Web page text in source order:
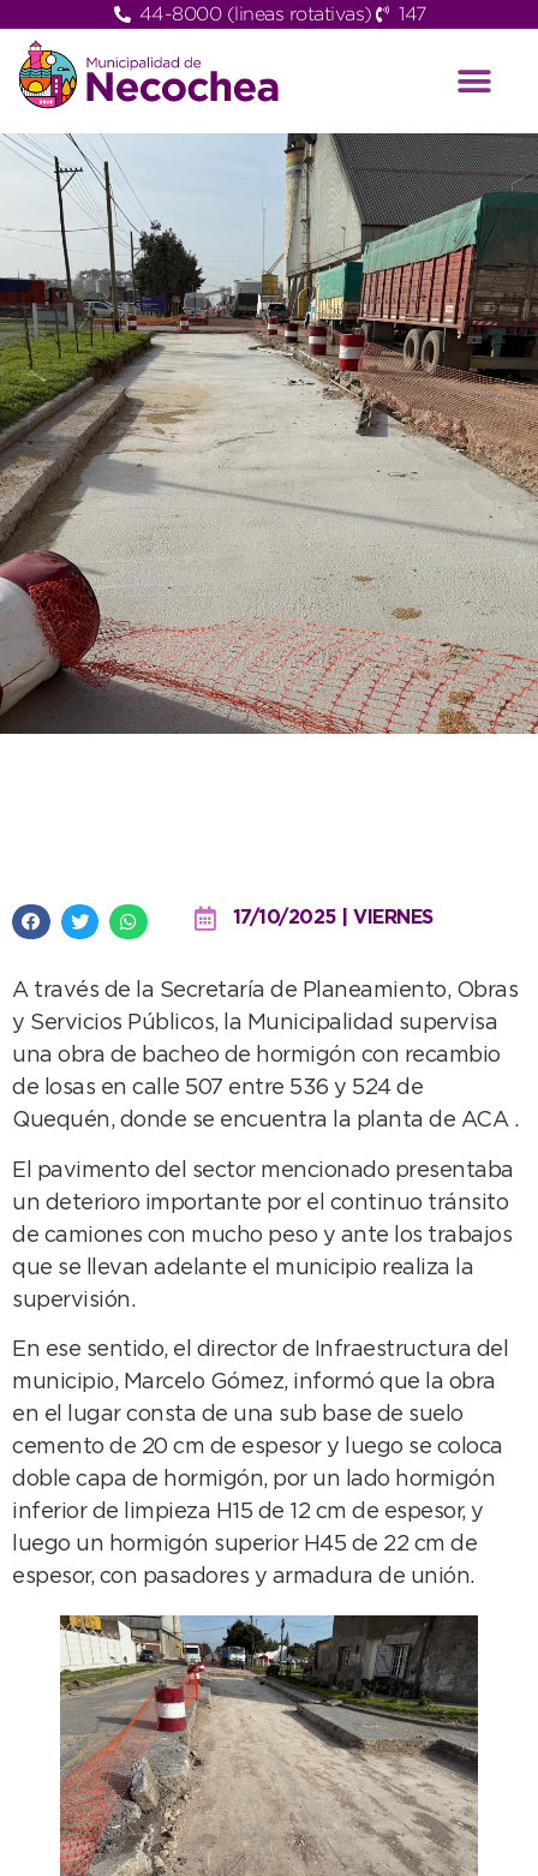
44-8000 (lineas rotativas) 147
17/10/2025 | VIERNES
A través de la Secretaría de Planeamiento, Obras
y Servicios Públicos, la Municipalidad supervisa
una obra de bacheo de hormigón con recambio
de losas en calle 507 entre 536 y 524 de
Quequén, donde se encuentra la planta de ACA .
El pavimento del sector mencionado presentaba
un deterioro importante por el continuo tránsito
de camiones con mucho peso y ante los trabajos
que se llevan adelante el municipio realiza la
supervisión.
En ese sentido, el director de Infraestructura del
municipio, Marcelo Gómez, informó que la obra
en el lugar consta de una sub base de suelo
cemento de 20 cm de espesor y luego se coloca
doble capa de hormigón, por un lado hormigón
inferior de limpieza H15 de 12 cm de espesor, y
luego un hormigón superior H45 de 22 cm de
espesor, con pasadores y armadura de unión.